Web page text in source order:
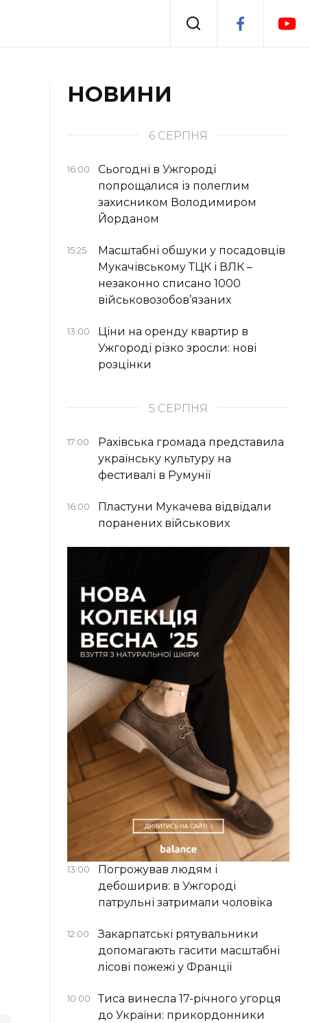
Події
НОВИНИ
6 СЕРПНЯ
16:00
Сьогодні в Ужгороді
попрощалися із полеглим
захисником Володимиром
Йорданом
15:25
Масштабні обшуки у посадовців
Мукачівському ТЦК і ВЛК –
незаконно списано 1000
військовозобов’язаних
13:00
Ціни на оренду квартир в
Ужгороді різко зросли: нові
розцінки
5 СЕРПНЯ
17:00
Рахівська громада представила
українську культуру на
фестивалі в Румунії
16:00
Пластуни Мукачева відвідали
поранених військових
13:00
Погрожував людям і
дебоширив: в Ужгороді
патрульні затримали чоловіка
12:00
Закарпатські рятувальники
допомагають гасити масштабні
лісові пожежі у Франції
10:00
Тиса винесла 17-річного угорця
до України: прикордонники